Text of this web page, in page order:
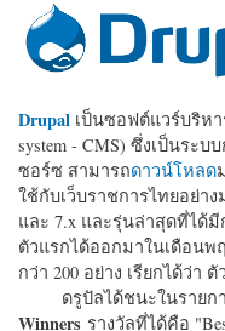
Drupal เป็นซอฟต์แวร์บริหา
system - CMS) ซึ่งเป็นระ
ซอร์ซ สามารถดาวน์โหลด
ใช้กับเว็บราชการไทยอย่า
และ 7.x และรุ่นล่าสุดที่ได้มี
ตัวแรกได้ออกมาในเดือน
กว่า 200 อย่าง เรียกได้ว่า
ดรูปัลได้ชนะในรายก
Winners รางวัลที่ได้คือ "